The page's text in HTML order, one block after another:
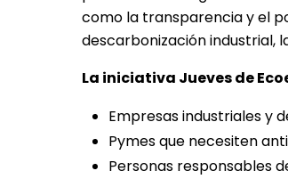
como la transparencia y el
descarbonización industrial,
La iniciativa Jueves de
Empresas industriales y
Pymes que necesiten
Personas responsables